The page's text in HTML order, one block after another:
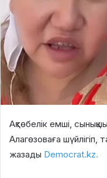
Ақтөбелік емші,
Алагөзоваға
жазады Democrat.kz.